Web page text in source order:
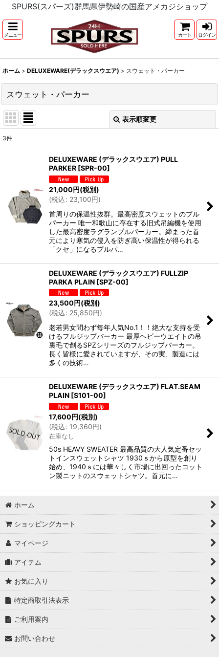
SPURS(スパーズ)群馬県伊勢崎の国産アメカジショップ
メニュー カート ログイン
ホーム > DELUXEWARE(デラックスウエア) > スウェット・パーカー
スウェット・パーカー
表示順変更
絞り込む
3件
DELUXEWARE (デラックスウエア) PULL
PARKER [SPR-00]
21,000円(税別)
(税込: 23,100円)
首周りの保温性抜群。最高密度スウェットのプル
パーカー 唯一和歌山に存在する旧式吊編機を使用
した最高密度ラグランプルパーカー。締まった首
元により寒気の侵入を防ぎ高い保温性が得られる
「クセ」になるプルパ…
DELUXEWARE (デラックスウエア) FULLZIP
PARKA PLAIN [SPZ-00]
23,500円(税別)
(税込: 25,850円)
老若男女問わず毎年人気No.1！！絶大な支持を受
けるフルジップパーカー 最厚ヘビーウエイトの吊
裏毛で創るSPZシリーズのフルジップパーカー。
長く皆様に愛されていますが、その実、製造には
多くの技術…
DELUXEWARE (デラックスウエア) FLAT.SEAM
PLAIN [S101-00]
17,600円(税別)
(税込: 19,360円)
在庫なし
50s HEAVY SWEATER 最高品質の大人気定番セッ
トインスウェットシャツ 1930ｓから原型を創り
始め、1940ｓには華々しく市場に出回ったコット
ン製ニットのスウェットシャツ。首元に…
ホーム
ショッピングカート
マイページ
アイテム
お気に入り
特定商取引法表示
ご利用案内
お問い合わせ